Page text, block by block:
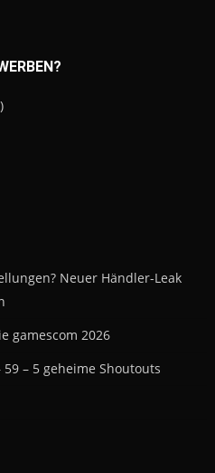
Neuer Händler-Leak
gamescom 2026
– 5 geheime Shoutouts